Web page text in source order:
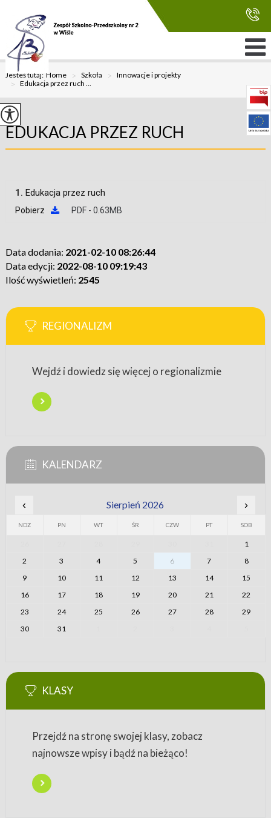
Jesteś tutaj: Home > Szkoła > Innowacje i projekty
> Edukacja przez ruch ...
EDUKACJA PRZEZ RUCH
1. Edukacja przez ruch
Pobierz PDF - 0.63MB
Data dodania: 2021-02-10 08:26:44
Data edycji: 2022-08-10 09:19:43
Ilość wyświetleń: 2545
REGIONALIZM
Wejdź i dowiedz się więcej o regionalizmie
KALENDARZ
‹ Sierpień 2026 ›
NDZ PN WT ŚR CZW PT SOB
1
2
3 4 5 6 7
8
9
10 11 12 13 14
15
16
17 18 19 20 21
22
23
24 25 26 27 28
29
30
31
KLASY
Przejdź na stronę swojej klasy, zobacz
najnowsze wpisy i bądź na bieżąco!